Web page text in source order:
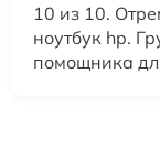
10 из 10.
ноутбук hp.
помощника